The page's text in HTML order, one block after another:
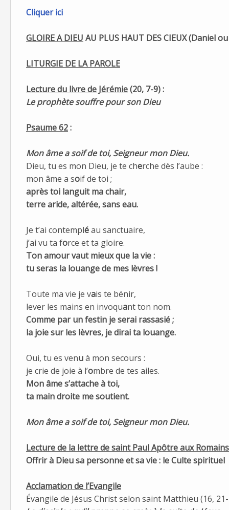
Cliquer ici
GLOIRE A DIEU AU PLUS HAUT DES CIEUX(Daniel
LITURGIE DE LA PAROLE
Lecture du livre de Jérémie(20, 7-9) :
Le prophète souffre pour son Dieu
Psaume 62:
Mon âme a soif de toi, Seigneur mon Dieu.
Dieu, tu es mon Dieu, je te cherche dès l’aube :
mon âme a soif de toi ;
après toi languit ma chair,
terre aride, altérée, sans eau.
Je t’ai contempléau sanctuaire,
j’ai vu ta force et ta gloire.
Ton amour vaut mieux que la vie :
tu seras la louange de mes lèvres !
Toute ma vie je vais te bénir,
lever les mains en invoquant ton nom.
Comme par un festin je serai rassasié ;
la joie sur les lèvres, je dirai ta louange.
Oui, tu es venuà mon secours :
je crie de joie à l’ombre de tes ailes.
Mon âme s’attache à toi,
ta main droite me soutient.
Mon âme a soif de toi, Seigneur mon Dieu.
Lecture de la lettre de saint Paul Apôtre aux Romains
Offrir à Dieu sa personne et sa vie : le Culte spirituel
Acclamation de l’Evangile
Évangile de Jésus Christ selon saint Matthieu (16,